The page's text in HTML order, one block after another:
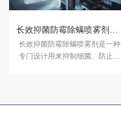
长效抑菌防霉除螨喷雾剂是一种
专门设计用来抑制细菌、防止霉
CMA、CNAS资质认证报告。